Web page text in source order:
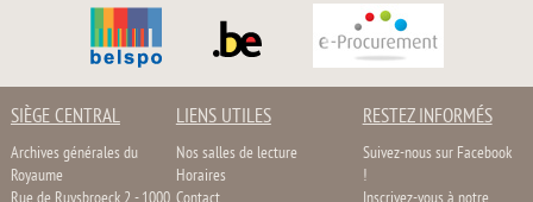
SIÈGE CENTRAL
Archives générales du
Royaume
LIENS UTILES
Nos salles de lecture
Horaires
RESTEZ INFORMÉS
Suivez-nous sur Facebook
!